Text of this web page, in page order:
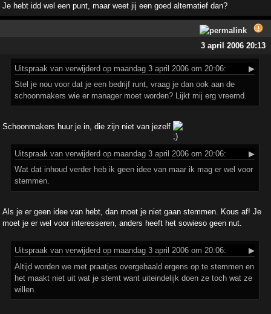
Je hebt idd wel een punt, maar weet jij een goed alternatief dan?
3 april 2006 20:13
Uitspraak van verwijderd op maandag 3 april 2006 om 20:06:
▶
Stel je nou voor dat je een bedrijf runt, vraag je dan ook aan de
schoonmakers wie er manager moet worden? Lijkt mij erg vreemd.
Schoonmakers huur je in, die zijn niet van jezelf
Uitspraak van verwijderd op maandag 3 april 2006 om 20:06:
▶
Wat dat inhoud verder heb ik geen idee van maar ik mag er wel voor
stemmen.
Als je er geen idee van hebt, dan moet je niet gaan stemmen. Kous af! Je
moet je er wel voor interesseren, anders heeft het sowieso geen nut.
Uitspraak van verwijderd op maandag 3 april 2006 om 20:06:
▶
Altijd worden we met praatjes overgehaald ergens op te stemmen en
het maakt niet uit wat je stemt want uiteindelijk doen ze toch wat ze
willen.